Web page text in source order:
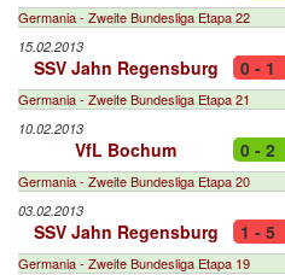
Germania - Zweite Bundesliga Etapa 22
15.02.2013
SSV Jahn Regensburg 0 - 1
Germania - Zweite Bundesliga Etapa 21
10.02.2013
VfL Bochum 0 - 2
Germania - Zweite Bundesliga Etapa 20
03.02.2013
SSV Jahn Regensburg 1 - 5
Germania - Zweite Bundesliga Etapa 19